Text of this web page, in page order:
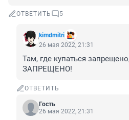
ОТВЕТИТЬ 5
kimdmitri
26 мая 2022, 21:31
Там, где купаться
ЗАПРЕЩЕНО!
ОТВЕТИТЬ
Гость
26 мая 2022, 21:31